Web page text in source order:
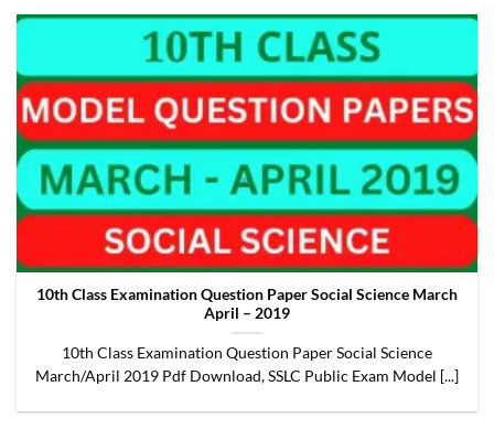
10th Class Examination Question Paper Social Science March
April – 2019
10th Class Examination Question Paper Social Science
March/April 2019 Pdf Download, SSLC Public Exam Model [...]